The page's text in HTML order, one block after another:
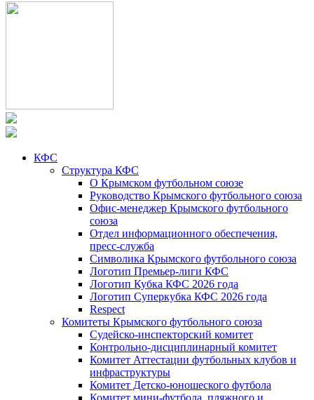
КФС
Структура КФС
О Крымском футбольном союзе
Руководство Крымского футбольного союза
Офис-менеджер Крымского футбольного
союза
Отдел информационного обеспечения,
пресс-служба
Символика Крымского футбольного союза
Логотип Премьер-лиги КФС
Логотип Кубка КФС 2026 года
Логотип Суперкубка КФС 2026 года
Respect
Комитеты Крымского футбольного союза
Судейско-инспекторский комитет
Контрольно-дисциплинарный комитет
Комитет Аттестации футбольных клубов и
инфраструктуры
Комитет Детско-юношеского футбола
Комитет мини-футбола, пляжного и